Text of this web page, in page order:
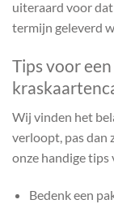
uiteraard voor
termijn geleverd
Tips voor
Wij vinden het
verloopt, pas dan
onze handige tips
Bedenk een